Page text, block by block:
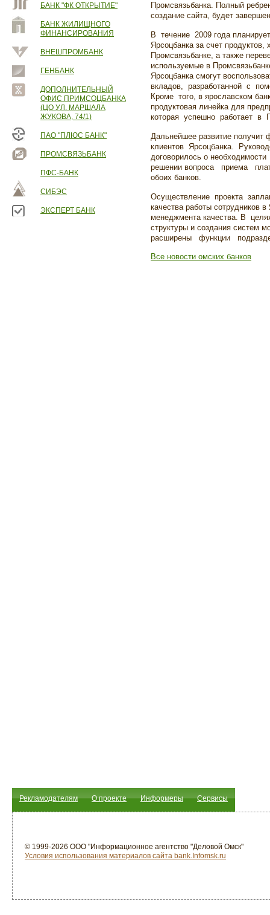
БАНК "ФК ОТКРЫТИЕ"
БАНК ЖИЛИЩНОГО
ФИНАНСИРОВАНИЯ
ВНЕШПРОМБАНК
ГЕНБАНК
ДОПОЛНИТЕЛЬНЫЙ
ОФИС ПРИМСОЦБАНКА
(ЦО УЛ. МАРШАЛА
ЖУКОВА, 74/1)
ПАО "ПЛЮС БАНК"
ПРОМСВЯЗЬБАНК
ПФС-БАНК
СИБЭС
ЭКСПЕРТ БАНК
Промсвязьбанка. Полный
создание сайта, будет
В течение 2009 года
Ярсоцбанка за счет
Промсвязьбанке, а также
используемые в
Ярсоцбанка смогут
вкладов, разработанной с
Кроме того, в ярославском
продуктовая линейка для
которая успешно работает в
Дальнейшее развитие
клиентов Ярсоцбанка.
договорилось о
решении вопроса приема
обоих банков.
Осуществление проекта
качества работы сотрудников
менеджмента качества. В
структуры и создания систем
расширены функции
Все новости омских банков
Рекламодателям О проекте Информеры Сервисы
© 1999-2026 ООО "Информационное агентство "Деловой Омск"
Условия использования материалов сайта bank.Infomsk.ru